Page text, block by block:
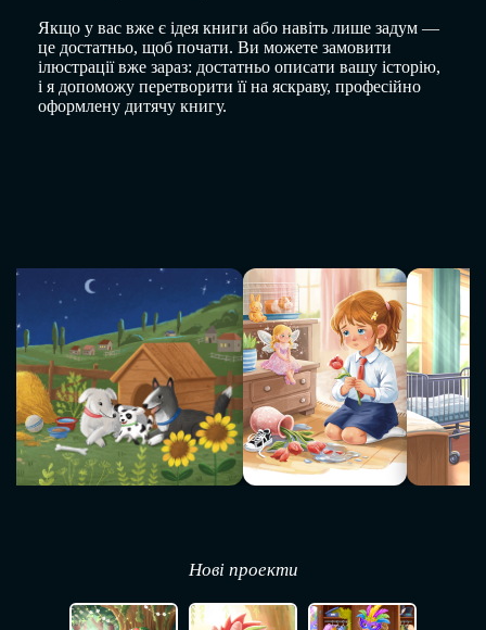
Якщо у вас вже є ідея книги або навіть лише задум —
це достатньо, щоб почати. Ви можете замовити
ілюстрації вже зараз: достатньо описати вашу історію,
і я допоможу перетворити її на яскраву, професійно
оформлену дитячу книгу.
Нові проекти